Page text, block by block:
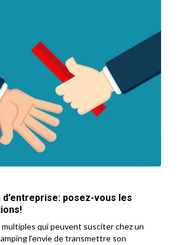
posez-vous les
qui peuvent susciter chez un
l’envie de transmettre son